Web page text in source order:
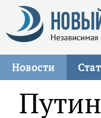
Новости